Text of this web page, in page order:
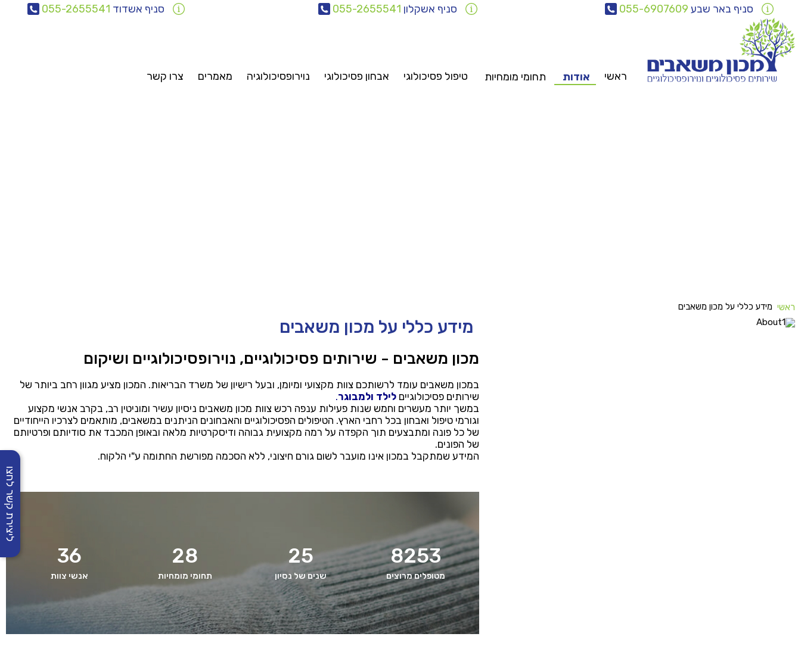
סניף באר שבע 055-6907609 סניף אשקלון 055-2655541 סניף אשדוד 055-2655541
ראשי אודות תחומי מומחיות טיפול פסיכולוגי אבחון פסיכולוגי נוירופסיכולוגיה מאמרים צרו קשר
ראשי מידע כללי על מכון משאבים
מידע כללי על מכון משאבים
מכון משאבים - שירותים פסיכולוגיים, נוירופסיכולוגיים ושיקום
במכון משאבים עומד לרשותכם צוות מקצועי ומיומן, ובעל רישיון של משרד הבריאות. המכון מציע מגוון רחב ביותר של
שירותים פסיכולוגיים לילד ולמבוגר.
במשך יותר מעשרים וחמש שנות פעילות ענפה רכש צוות מכון משאבים ניסיון עשיר ומוניטין רב, בקרב אנשי מקצוע
וגורמי טיפול ואבחון בכל רחבי הארץ. הטיפולים הפסיכולוגיים והאבחונים הניתנים במשאבים, מותאמים לצרכיו הייחודיים
של כל פונה ומתבצעים תוך הקפדה על רמה מקצועית גבוהה ודיסקרטיות מלאה ובאופן המכבד את סודיותם ופרטיותם
של הפונים.
המידע שמתקבל במכון אינו מועבר לשום גורם חיצוני, ללא הסכמה מפורשת החתומה ע"י הלקוח.
8253
מטופלים מרוצים
25
שנים של נסיון
28
תחומי מומחיות
36
אנשי צוות
ליצירת קשר לחצו